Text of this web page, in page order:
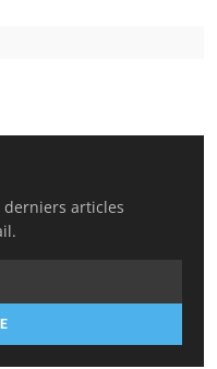
derniers articles